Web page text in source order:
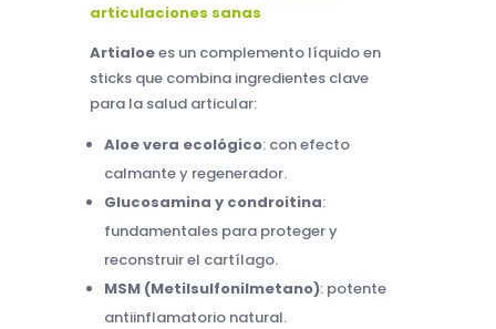
articulaciones sanas
Artialoees un complemento líquido en
sticks que combina ingredientes clave
para la salud articular:
Aloe vera ecológico: con efecto
calmante y regenerador.
Glucosamina y condroitina:
fundamentales para proteger y
reconstruir el cartílago.
MSM (Metilsulfonilmetano): potente
antiinflamatorio natural.